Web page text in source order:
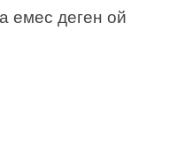
емес деген ой